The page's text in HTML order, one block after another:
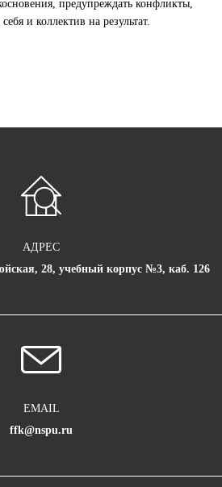
предупреждать конфликты,
и коллектив на результат.
АДРЕС
28, учебный корпус №3, каб. 126
EMAIL
ffk@nspu.ru